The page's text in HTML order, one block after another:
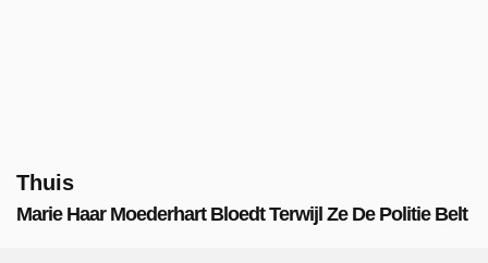
Thuis
Marie Haar Moederhart Bloedt Terwijl Ze De Politie Belt